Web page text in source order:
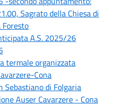
Sagrato della Chiesa di
A.S. 2025/26
termale organizzata
Cona
Sebastiano di Folgaria
Auser Cavarzere - Cona